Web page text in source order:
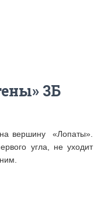
3Б
вершину «Лопаты».
угла, не уходит